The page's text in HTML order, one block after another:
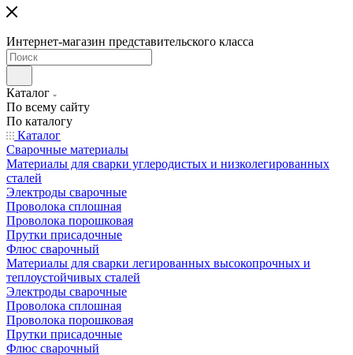
Интернет-магазин представительского класса
Каталог
По всему сайту
По каталогу
Каталог
Сварочные материалы
Материалы для сварки углеродистых и низколегированных
сталей
Электроды сварочные
Проволока сплошная
Проволока порошковая
Прутки присадочные
Флюс сварочный
Материалы для сварки легированных высокопрочных и
теплоустойчивых сталей
Электроды сварочные
Проволока сплошная
Проволока порошковая
Прутки присадочные
Флюс сварочный